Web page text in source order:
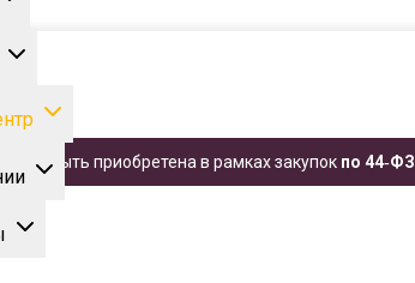
быть приобретена в рамках закупок по 44‑ФЗ